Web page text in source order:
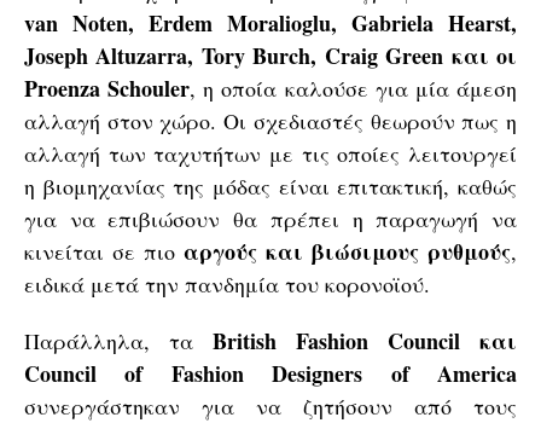
van Noten, Erdem Moralioglu, Gabriela Hearst,
Joseph Altuzarra, Tory Burch, Craig Green και οι
Proenza Schouler, η οποία καλούσε για μία άμεση
αλλαγή στον χώρο. Οι σχεδιαστές θεωρούν πως η
αλλαγή των ταχυτήτων με τις οποίες λειτουργεί
η βιομηχανίας της μόδας είναι επιτακτική, καθώς
για να επιβιώσουν θα πρέπει η παραγωγή να
κινείται σε πιο αργούς και βιώσιμους ρυθμούς,
ειδικά μετά την πανδημία του κορονοϊού.
Παράλληλα, τα British Fashion Council και
Council of Fashion Designers of America
συνεργάστηκαν για να ζητήσουν από τους